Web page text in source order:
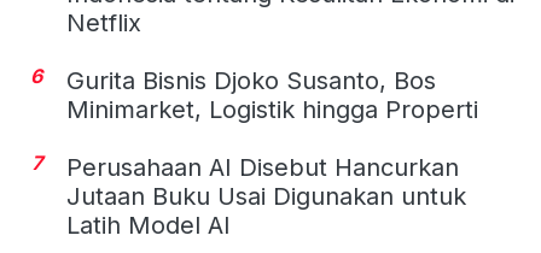
Netflix
6
Gurita Bisnis Djoko Susanto, Bos
Minimarket, Logistik hingga Properti
7
Perusahaan AI Disebut Hancurkan
Jutaan Buku Usai Digunakan untuk
Latih Model AI